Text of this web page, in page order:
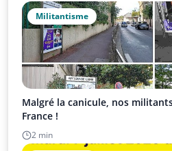
Militantisme
Malgré la canicule, nos
France !
2 min